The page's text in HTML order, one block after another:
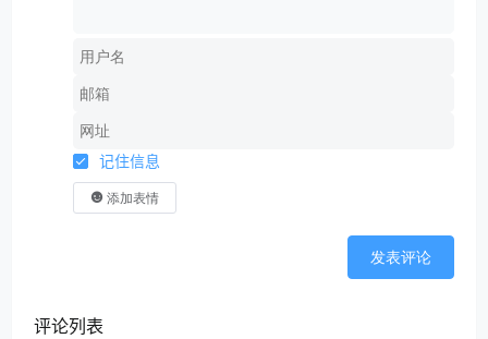
记住信息
添加表情
发表评论
评论列表